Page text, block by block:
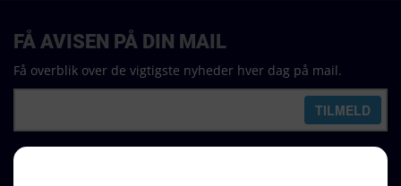
FÅ AVISEN PÅ DIN MAIL
Få overblik over de vigtigste nyheder hver dag på mail.